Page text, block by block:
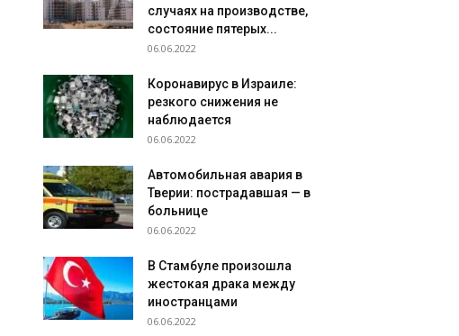
случаях на производстве,
состояние пятерых...
06.06.2022
Коронавирус в Израиле:
резкого снижения не
наблюдается
06.06.2022
Автомобильная авария в
Тверии: пострадавшая — в
больнице
06.06.2022
В Стамбуле произошла
жестокая драка между
иностранцами
06.06.2022